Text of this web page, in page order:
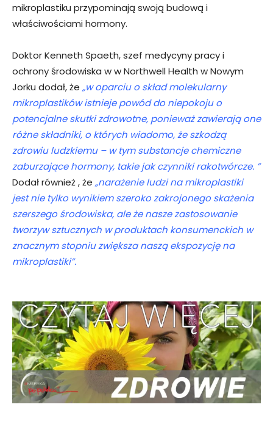
mikroplastiku przypominają swoją budową i
właściwościami hormony.
Doktor Kenneth Spaeth, szef medycyny pracy i
ochrony środowiska w w Northwell Health w Nowym
Jorku dodał, że „w oparciu o skład molekularny
mikroplastików istnieje powód do niepokoju o
potencjalne skutki zdrowotne, ponieważ zawierają one
różne składniki, o których wiadomo, że szkodzą
zdrowiu ludzkiemu – w tym substancje chemiczne
zaburzające hormony, takie jak czynniki rakotwórcze. ”
Dodał również , że „narażenie ludzi na mikroplastiki
jest nie tylko wynikiem szeroko zakrojonego skażenia
szerszego środowiska, ale że nasze zastosowanie
tworzyw sztucznych w produktach konsumenckich w
znacznym stopniu zwiększa naszą ekspozycję na
mikroplastiki”.